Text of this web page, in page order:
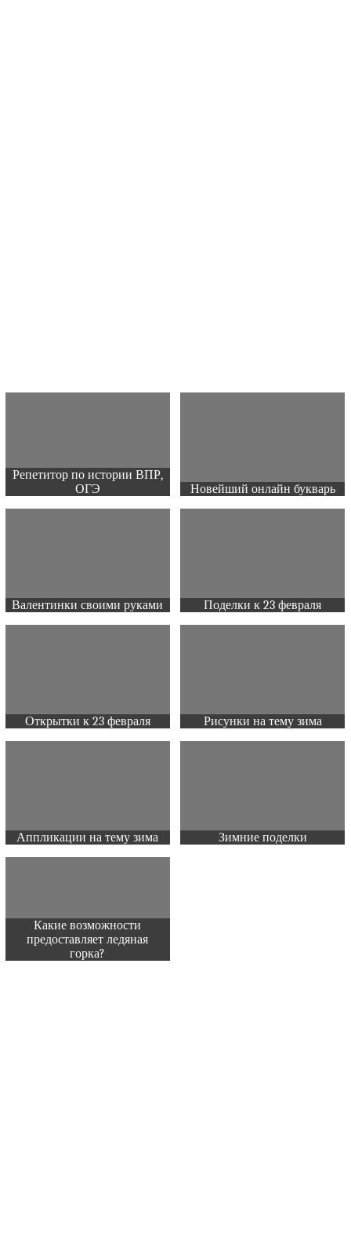
Репетитор по истории ВПР,
ОГЭ
Новейший онлайн букварь
Валентинки своими руками Поделки к 23 февраля
Открытки к 23 февраля Рисунки на тему зима
Аппликации на тему зима Зимние поделки
Какие возможности
предоставляет ледяная
горка?